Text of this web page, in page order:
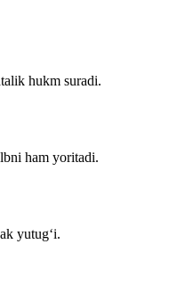
hukm suradi.
ham yoritadi.
yutug‘i.